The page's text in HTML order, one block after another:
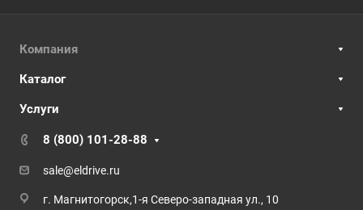
Компания
Каталог
Услуги
8 (800) 101-28-88
sale@eldrive.ru
г. Магнитогорск,1-я Северо-западная ул., 10